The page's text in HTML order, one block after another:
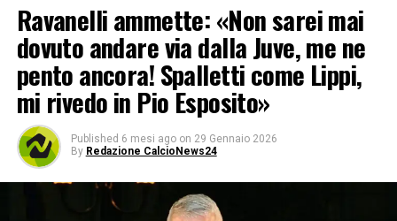
Ravanelli ammette: «Non sarei mai
dovuto andare via dalla Juve, me ne
pento ancora! Spalletti come Lippi,
mi rivedo in Pio Esposito»
Published 6 mesi ago on 29 Gennaio 2026
By Redazione CalcioNews24